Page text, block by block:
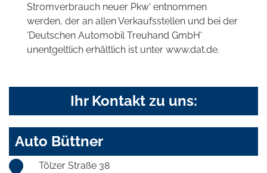
Stromverbrauch neuer Pkw' entnommen
werden, der an allen Verkaufsstellen und bei der
'Deutschen Automobil Treuhand GmbH'
unentgeltlich erhältlich ist unter www.dat.de.
Ihr Kontakt zu uns:
Auto Büttner
Tölzer Straße 38